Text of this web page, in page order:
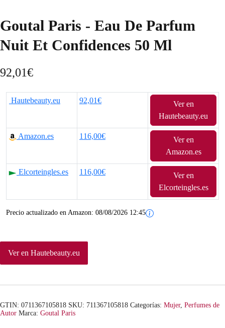
Goutal Paris - Eau De Parfum
Nuit Et Confidences 50 Ml
92,01€
Hautebeauty.eu 92,01€
Ver en
Hautebeauty.eu
Amazon.es 116,00€
Ver en
Amazon.es
Elcorteingles.es 116,00€
Ver en
Elcorteingles.es
Precio actualizado en Amazon: 08/08/2026 12:45
Ver en Hautebeauty.eu
GTIN: 0711367105818 SKU: 711367105818 Categorías: Mujer, Perfumes de
Autor Marca: Goutal Paris